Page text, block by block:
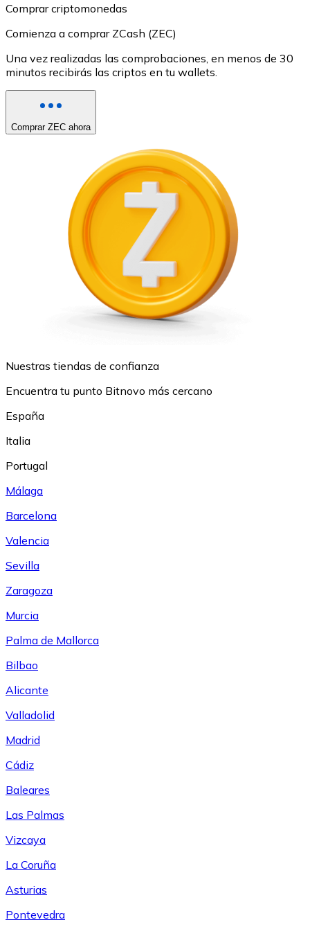
Comprar criptomonedas
Comienza a comprar ZCash (ZEC)
Una vez realizadas las comprobaciones, en menos de 30
minutos recibirás las criptos en tu wallets.
Comprar ZEC ahora
Nuestras tiendas de confianza
Encuentra tu punto Bitnovo más cercano
España
Italia
Portugal
Málaga
Barcelona
Valencia
Sevilla
Zaragoza
Murcia
Palma de Mallorca
Bilbao
Alicante
Valladolid
Madrid
Cádiz
Baleares
Las Palmas
Vizcaya
La Coruña
Asturias
Pontevedra